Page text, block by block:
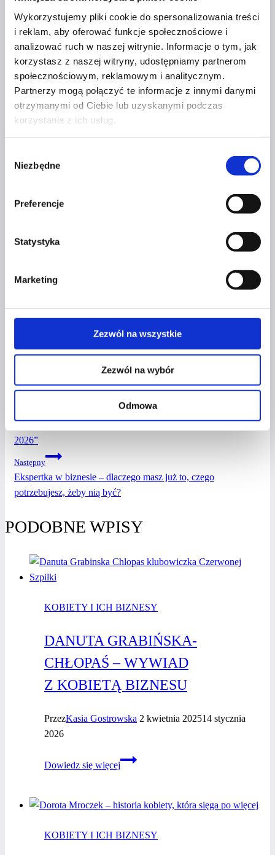
Wykorzystujemy pliki cookie do spersonalizowania treści
i reklam, aby oferować funkcje społecznościowe i
analizować ruch w naszej witrynie. Informacje o tym, jak
korzystasz z naszej witryny, udostępniamy partnerom
społecznościowym, reklamowym i analitycznym.
Partnerzy mogą połączyć te informacje z innymi danymi
otrzymanymi od Ciebie lub uzyskanymi podczas
korzystania z ich usług.
zgody
Niezbędne
Preferencje
Statystyka
Marketing
Zezwól na wszystkie
Zezwól na wybór
Odmowa
oraz wysoką inteligencją emocjonalną. Do ludzi,
którzy umieją stworzyć bezpieczną przestrzeń, zadać
właściwe pytania i naprawdę zobaczyć drugiego człowieka,
nie tylko to, co mówi, ale i to, jak to mówi i co za tym stoi.
W najbliższych latach kluczowe będzie rozwijanie
kompetencji miękkich: komunikacji, empatii,
samoświadomości i umiejętności pracy z emocjami –
zarówno własnymi, jak i innych. Na tym właśnie buduję
swoją markę i do tego przygotowuję siebie oraz osoby,
z którymi pracuję.
Gosia Wojciulewicz jest również założycielką
z pasją do życia, rozwoju, neuroregulacji
Jeśli właśnie zapragnęłaś dowiedzieć się o niej
Cię do jej przestrzeni na Portalu Kobiet Mocy
WPISU
Nadia Goszczyńska w cyklu wywiadów “Kobiety z Mocą
2026”
Następny
Ekspertka w biznesie – dlaczego masz już to, czego
potrzebujesz, żeby nią być?
PODOBNE WPISY
KOBIETY I ICH BIZNESY
DANUTA GRABIŃSKA-
CHŁOPAŚ – WYWIAD
Z KOBIETĄ BIZNESU
PrzezKasia Gostrowska 2 kwietnia 202514 stycznia
2026
Dowiedz się więcej
Danuta
–
Z KOBIETĄ
KOBIETY I ICH BIZNESY